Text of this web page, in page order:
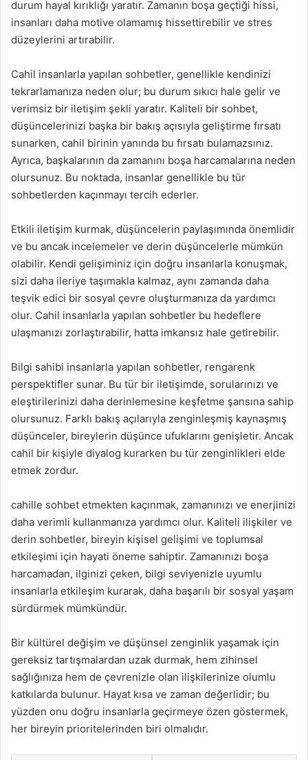
durum hayal kırıklığı yaratır. Zamanın boşa geçtiği hissi,
insanları daha motive olamamış hissettirebilir ve stres
düzeylerini artırabilir.
Cahil insanlarla yapılan sohbetler, genellikle kendinizi
tekrarlamanıza neden olur; bu durum sıkıcı hale gelir ve
verimsiz bir iletişim şekli yaratır. Kaliteli bir sohbet,
düşüncelerinizi başka bir bakış açısıyla geliştirme fırsatı
sunarken, cahil birinin yanında bu fırsatı bulamazsınız.
Ayrıca, başkalarının da zamanını boşa harcamalarına neden
olursunuz. Bu noktada, insanlar genellikle bu tür
sohbetlerden kaçınmayı tercih ederler.
Etkili iletişim kurmak, düşüncelerin paylaşımında önemlidir
ve bu ancak incelemeler ve derin düşüncelerle mümkün
olabilir. Kendi gelişiminiz için doğru insanlarla konuşmak,
sizi daha ileriye taşımakla kalmaz, aynı zamanda daha
teşvik edici bir sosyal çevre oluşturmanıza da yardımcı
olur. Cahil insanlarla yapılan sohbetler bu hedeflere
ulaşmanızı zorlaştırabilir, hatta imkansız hale getirebilir.
Bilgi sahibi insanlarla yapılan sohbetler, rengarenk
perspektifler sunar. Bu tür bir iletişimde, sorularınızı ve
eleştirilerinizi daha derinlemesine keşfetme şansına sahip
olursunuz. Farklı bakış açılarıyla zenginleşmiş kaynaşmış
düşünceler, bireylerin düşünce ufuklarını genişletir. Ancak
cahil bir kişiyle diyalog kurarken bu tür zenginlikleri elde
etmek zordur.
cahille sohbet etmekten kaçınmak, zamanınızı ve enerjinizi
daha verimli kullanmanıza yardımcı olur. Kaliteli ilişkiler ve
derin sohbetler, bireyin kişisel gelişimi ve toplumsal
etkileşimi için hayati öneme sahiptir. Zamanınızı boşa
harcamadan, ilginizi çeken, bilgi seviyenizle uyumlu
insanlarla etkileşim kurarak, daha başarılı bir sosyal yaşam
sürdürmek mümkündür.
Bir kültürel değişim ve düşünsel zenginlik yaşamak için
gereksiz tartışmalardan uzak durmak, hem zihinsel
sağlığınıza hem de çevrenizle olan ilişkilerinize olumlu
katkılarda bulunur. Hayat kısa ve zaman değerlidir; bu
yüzden onu doğru insanlarla geçirmeye özen göstermek,
her bireyin prioritelerinden biri olmalıdır.